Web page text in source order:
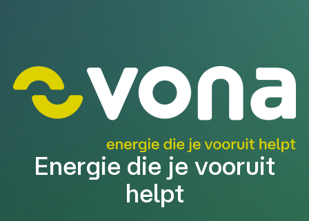
Energie die je vooruit
helpt